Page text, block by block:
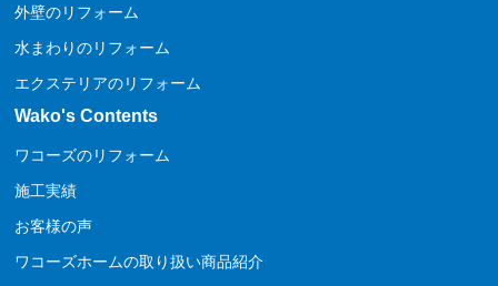
外壁のリフォーム
水まわりのリフォーム
エクステリアのリフォーム
Wako's Contents
ワコーズのリフォーム
施工実績
お客様の声
ワコーズホームの取り扱い商品紹介